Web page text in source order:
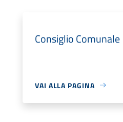
Consiglio Comunale
VAI ALLA PAGINA